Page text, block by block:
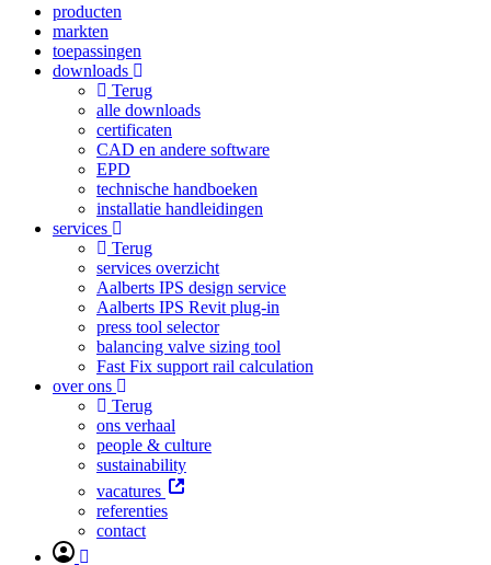
producten
markten
toepassingen
downloads
Terug
alle downloads
certificaten
CAD en andere software
EPD
technische handboeken
installatie handleidingen
services
Terug
services overzicht
Aalberts IPS design service
Aalberts IPS Revit plug-in
press tool selector
balancing valve sizing tool
Fast Fix support rail calculation
over ons
Terug
ons verhaal
people & culture
sustainability
vacatures
referenties
contact